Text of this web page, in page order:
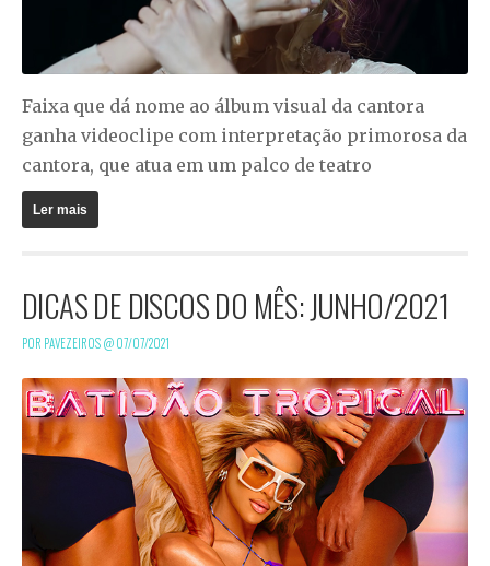
Faixa que dá nome ao álbum visual da cantora
ganha videoclipe com interpretação primorosa da
cantora, que atua em um palco de teatro
Ler mais
DICAS DE DISCOS DO MÊS: JUNHO/2021
POR PAVEZEIROS @07/07/2021